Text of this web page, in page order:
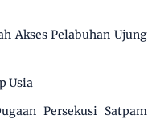
Akses Pelabuhan Ujung
Usia
Persekusi Satpam